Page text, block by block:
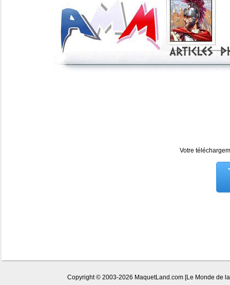
Votre
Copyright © 2003-2026 MaquetLand.com [Le Monde de